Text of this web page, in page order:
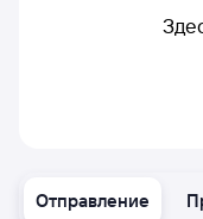
Отправление